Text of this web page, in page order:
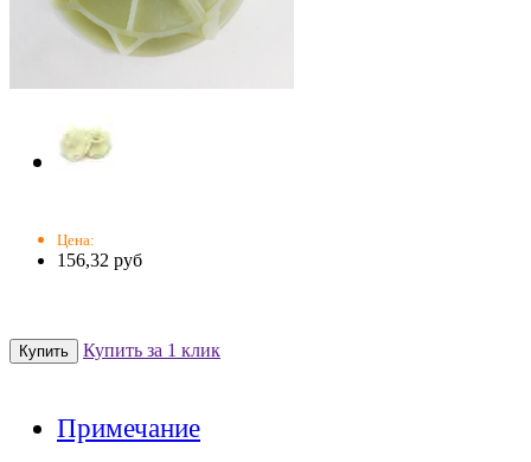
Цена:
156,32 руб
Купить за 1 клик
Примечание